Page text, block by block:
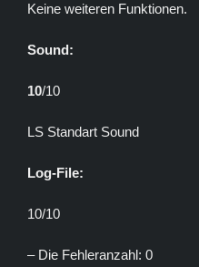
Keine weiteren Funktionen.
Sound:
10/10
LS Standart Sound
Log-File:
10/10
– Die Fehleranzahl: 0